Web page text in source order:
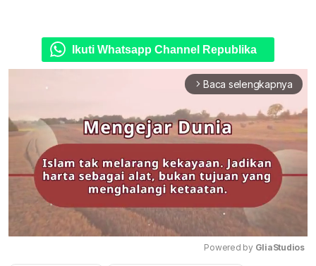
Ikuti Whatsapp Channel Republika
arrow_forward_ios Baca selengkapnya
Powered by GliaStudios